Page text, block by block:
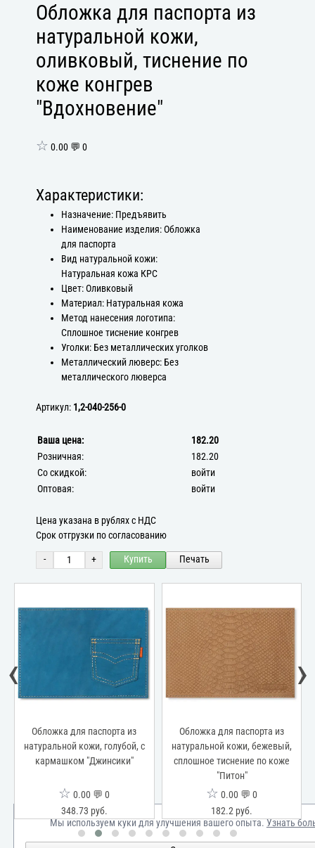
Обложка для паспорта из
натуральной кожи,
оливковый, тиснение по
коже конгрев
"Вдохновение"
☆ 0.00 💬 0
Характеристики:
Назначение: Предъявить
Наименование изделия: Обложка
для паспорта
Вид натуральной кожи:
Натуральная кожа КРС
Цвет: Оливковый
Материал: Натуральная кожа
Метод нанесения логотипа:
Сплошное тиснение конгрев
Уголки: Без металлических уголков
Металлический люверс: Без
металлического люверса
Артикул: 1,2-040-256-0
Ваша цена:
182.20
Розничная:
182.20
Со скидкой:
войти
Оптовая:
войти
Цена указана в рублях с НДС
Срок отгрузки по согласованию
- + Купить Печать
Обложка для паспорта из
натуральной кожи, голубой, с
кармашком "Джинсики"
☆ 0.00 💬 0
348.73 руб.
Обложка для паспорта из
натуральной кожи, бежевый,
сплошное тиснение по коже
"Питон"
☆ 0.00 💬 0
182.2 руб.
‹ ›
Мы используем куки для улучшения вашего опыта.Узнать